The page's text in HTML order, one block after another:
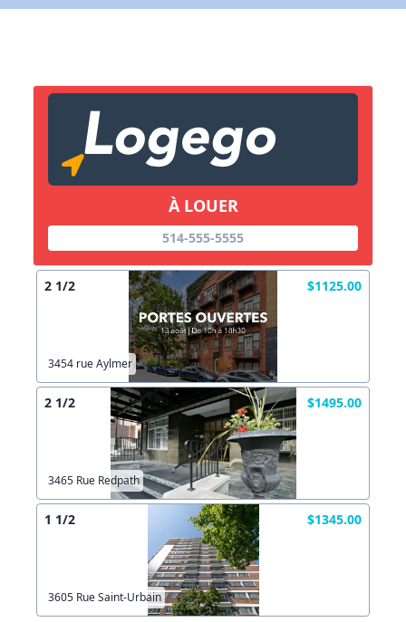
À LOUER
514-555-5555
2 1/2 $1125.00
3454 rue Aylmer
2 1/2 $1495.00
3465 Rue Redpath
1 1/2 $1345.00
3605 Rue Saint-Urbain
Lien vers inscription (sera inclus dans courriel)
Copier lien
X Fermer
X Fermer